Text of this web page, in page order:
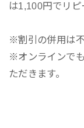
は1,100円でリピ
※割引の併用は
※オンラインで
ただきます。